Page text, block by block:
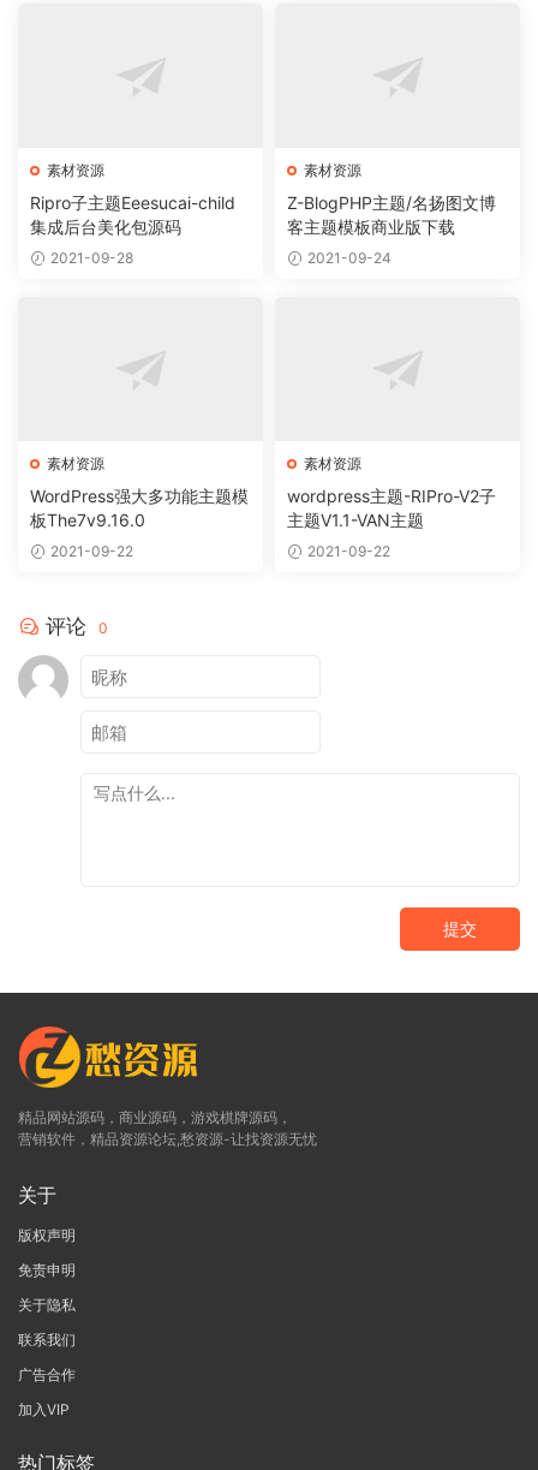
素材资源
Ripro子主题Eeesucai-child
集成后台美化包源码
2021-09-28
素材资源
Z-BlogPHP主题/名扬图文博
客主题模板商业版下载
2021-09-24
素材资源
WordPress强大多功能主题模
板The7v9.16.0
2021-09-22
素材资源
wordpress主题-RIPro-V2子
主题V1.1-VAN主题
2021-09-22
评论 0
提交
精品网站源码，商业源码，游戏棋牌源码，
营销软件，精品资源论坛,愁资源-让找资源无忧
关于
版权声明
免责申明
关于隐私
联系我们
广告合作
加入VIP
热门标签